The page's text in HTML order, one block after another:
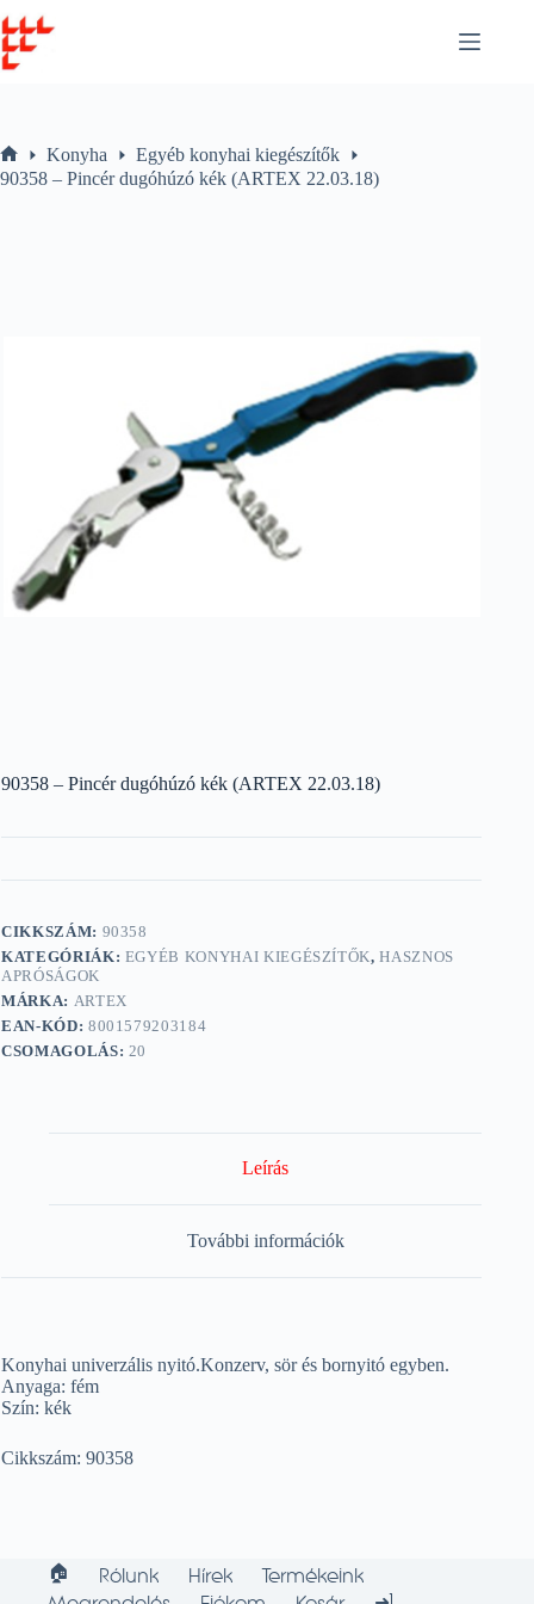
to
content
Home
Konyha
Egyéb konyhai kiegészítők
90358 – Pincér dugóhúzó kék (ARTEX 22.03.18)
90358 – Pincér dugóhúzó kék (ARTEX 22.03.18)
CIKKSZÁM: 90358
KATEGÓRIÁK: EGYÉB KONYHAI KIEGÉSZÍTŐK,HASZNOS
APRÓSÁGOK
MÁRKA: ARTEX
EAN-KÓD: 8001579203184
CSOMAGOLÁS: 20
Leírás
További információk
Konyhai univerzális nyitó.Konzerv, sör és bornyitó egyben.
Anyaga: fém
Szín: kék
Cikkszám: 90358
🏠︎ Rólunk Hírek
Termékeink